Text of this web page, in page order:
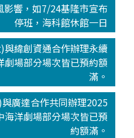
影響，如7/24基隆市宣布
停班，海科館休館一日
與緯創資通合作辦理永續
場部分場次皆已預約額
滿。
廣達合作共同辦理2025
洋劇場部分場次皆已預
約額滿。